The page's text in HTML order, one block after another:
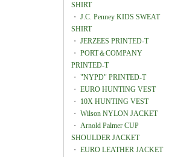
SHIRT
・ J.C. Penney KIDS SWEAT
SHIRT
・ JERZEES PRINTED-T
・ PORT＆COMPANY
PRINTED-T
・ "NYPD" PRINTED-T
・ EURO HUNTING VEST
・ 10X HUNTING VEST
・ Wilson NYLON JACKET
・ Arnold Palmer CUP
SHOULDER JACKET
・ EURO LEATHER JACKET